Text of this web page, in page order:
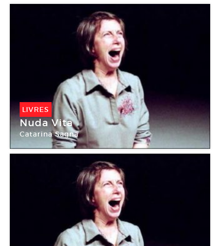
LIVRES
Nuda Vita
Catarina Sagna